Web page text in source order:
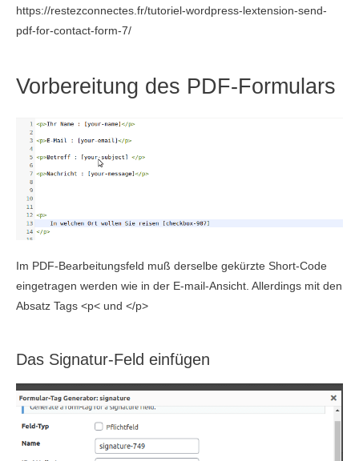
https://restezconnectes.fr/tutoriel-wordpress-lextension-send-
pdf-for-contact-form-7/
Vorbereitung des PDF-Formulars
Im PDF-Bearbeitungsfeld muß derselbe gekürzte Short-Code
eingetragen werden wie in der E-mail-Ansicht. Allerdings mit den
Absatz Tags <p< und </p>
Das Signatur-Feld einfügen